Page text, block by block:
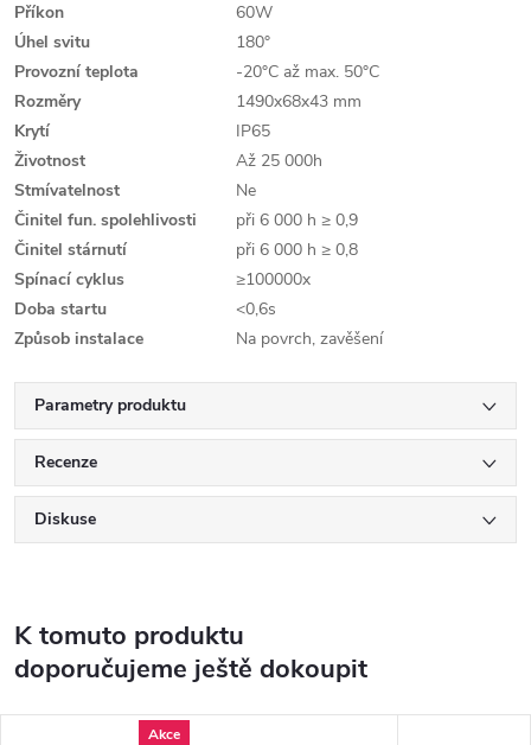
Příkon
60W
Úhel svitu
180°
Provozní teplota
-20°C až max. 50°C
Rozměry
1490x68x43 mm
Krytí
IP65
Životnost
Až 25 000h
Stmívatelnost
Ne
Činitel fun. spolehlivosti
při 6 000 h ≥ 0,9
Činitel stárnutí
při 6 000 h ≥ 0,8
Spínací cyklus
≥100000x
Doba startu
<0,6s
Způsob instalace
Na povrch, zavěšení
Parametry produktu
Recenze
Diskuse
K tomuto produktu
doporučujeme ještě dokoupit
Akce